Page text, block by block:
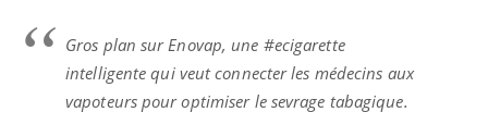
Gros plan sur Enovap, une #ecigarette
intelligente qui veut connecter les médecins aux
vapoteurs pour optimiser le sevrage tabagique.